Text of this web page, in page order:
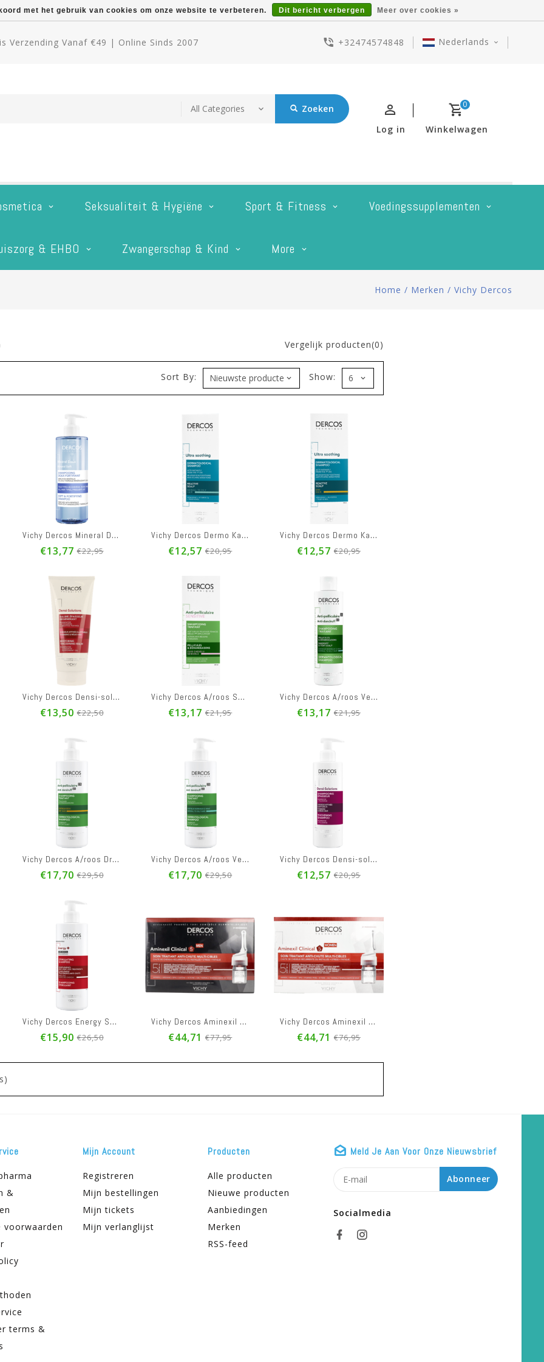
Verzending Vanaf €49 | Online Sinds 2007 +32474574848 Nederlands
Zoeken 0
Winkelwagen
Log in
Seksualiteit & Hygiëne Sport & Fitness Voedingssupplementen
& EHBO Zwangerschap & Kind More
Home / Merken / Vichy Dercos
€17,70
€29,50
Vichy Dercos Densi-solutions Shampoo 250ml
€12,57
€20,95
Vergelijk producten(0)
Show:
Sort By:
Vichy Dercos Mineral Doux Sh 400ml
€13,77 €22,95
Vichy Dercos Dermo Kalmerend Vet Haar Sh 200ml
€12,57 €20,95
Vichy Dercos Dermo Kalmerend Droog Haar Sh 200ml
€12,57 €20,95
Vichy Dercos Densi-solutions Balsem 200ml
€13,50 €22,50
Vichy Dercos A/roos Sensitive Sh 200ml
€13,17 €21,95
Vichy Dercos A/roos Vet Haar Reno Sh 200ml
€13,17 €21,95
Vichy Dercos A/roos Droog Haar Sh 390ml
€17,70 €29,50
Vichy Dercos A/roos Vet Haar Sh 390ml
€17,70 €29,50
Vichy Dercos Densi-solutions Shampoo 250ml
€12,57 €20,95
Vichy Dercos Energy Sh 400ml
€15,90 €26,50
Vichy Dercos Aminexil Clinical 5 Men Amp 21x6ml
€44,71 €77,95
Vichy Dercos Aminexil Clinical 5 Women Amp 21x6ml
€44,71 €76,95
&
voorwaarden
terms &
Mijn Account
Registreren
Mijn bestellingen
Mijn tickets
Mijn verlanglijst
Producten
Alle producten
Nieuwe producten
Aanbiedingen
Merken
RSS-feed
Meld Je Aan Voor Onze Nieuwsbrief
Abonneer
Socialmedia
met het gebruik van cookies om onze website te verbeteren. Dit bericht verbergen Meer over cookies »